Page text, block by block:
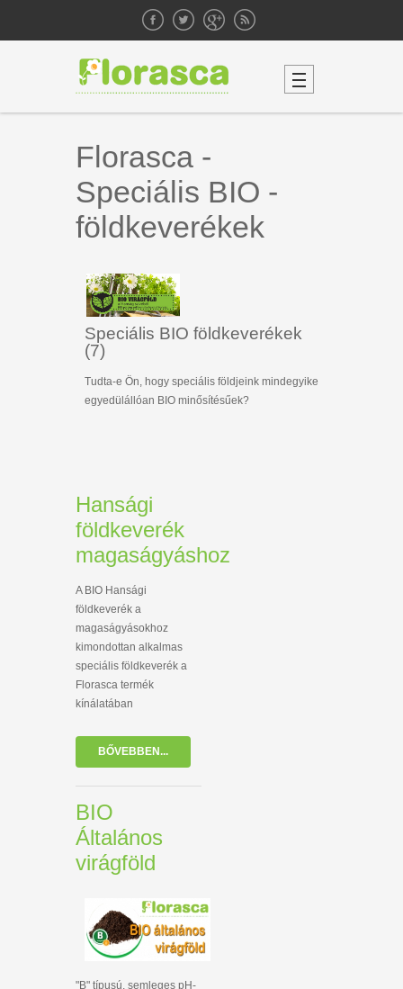
Florasca -
Speciális BIO -
földkeverékek
Speciális BIO földkeverékek
(7)
Tudta-e Ön, hogy speciális földjeink mindegyike
egyedülállóan BIO minősítésűek?
Hansági
földkeverék
magaságyáshoz
A BIO Hansági
földkeverék a
magaságyásokhoz
kimondottan alkalmas
speciális földkeverék a
Florasca termék
kínálatában
BŐVEBBEN...
BIO
Általános
virágföld
"B" típusú, semleges pH-